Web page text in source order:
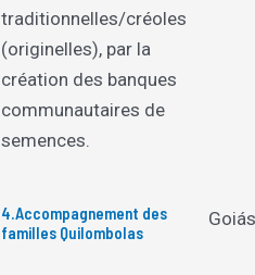
traditionnelles/créoles
(originelles), par la
création des banques
communautaires de
semences.
4.Accompagnement des
familles Quilombolas
Goiás